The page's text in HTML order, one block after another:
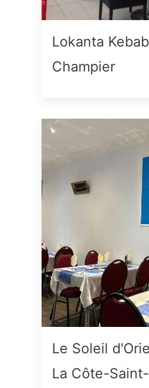
Lokanta Kebab
Champier
Le Soleil
La Côte-